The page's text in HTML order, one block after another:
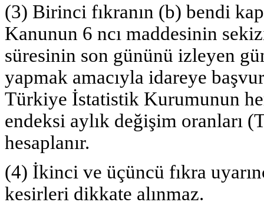
(3) Birinci fıkranın (b) bendi
Kanunun 6 ncı maddesinin
süresinin son gününü izleyen
yapmak amacıyla idareye
Türkiye İstatistik Kurumunun
endeksi aylık değişim oranları
hesaplanır.
(4) İkinci ve üçüncü fıkra
kesirleri dikkate alınmaz.